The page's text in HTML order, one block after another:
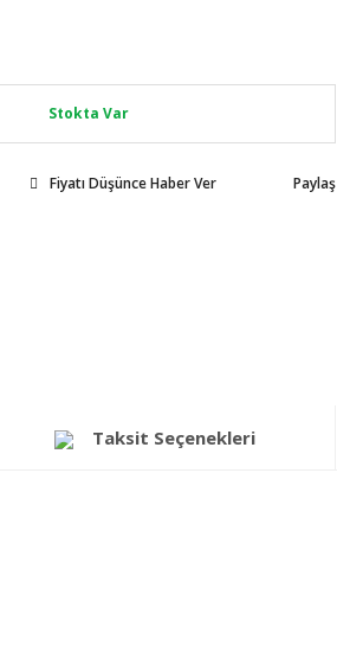
Stokta Var
Fiyatı Düşünce Haber Ver Paylaş
Taksit Seçenekleri